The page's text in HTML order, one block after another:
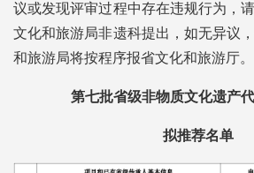
议或发现评审过程中存在违规行为，
文化和旅游局非遗科提出，如无异议
和旅游局将按程序报省文化和旅游厅。
第七批省级非物质文化遗产
拟推荐名单